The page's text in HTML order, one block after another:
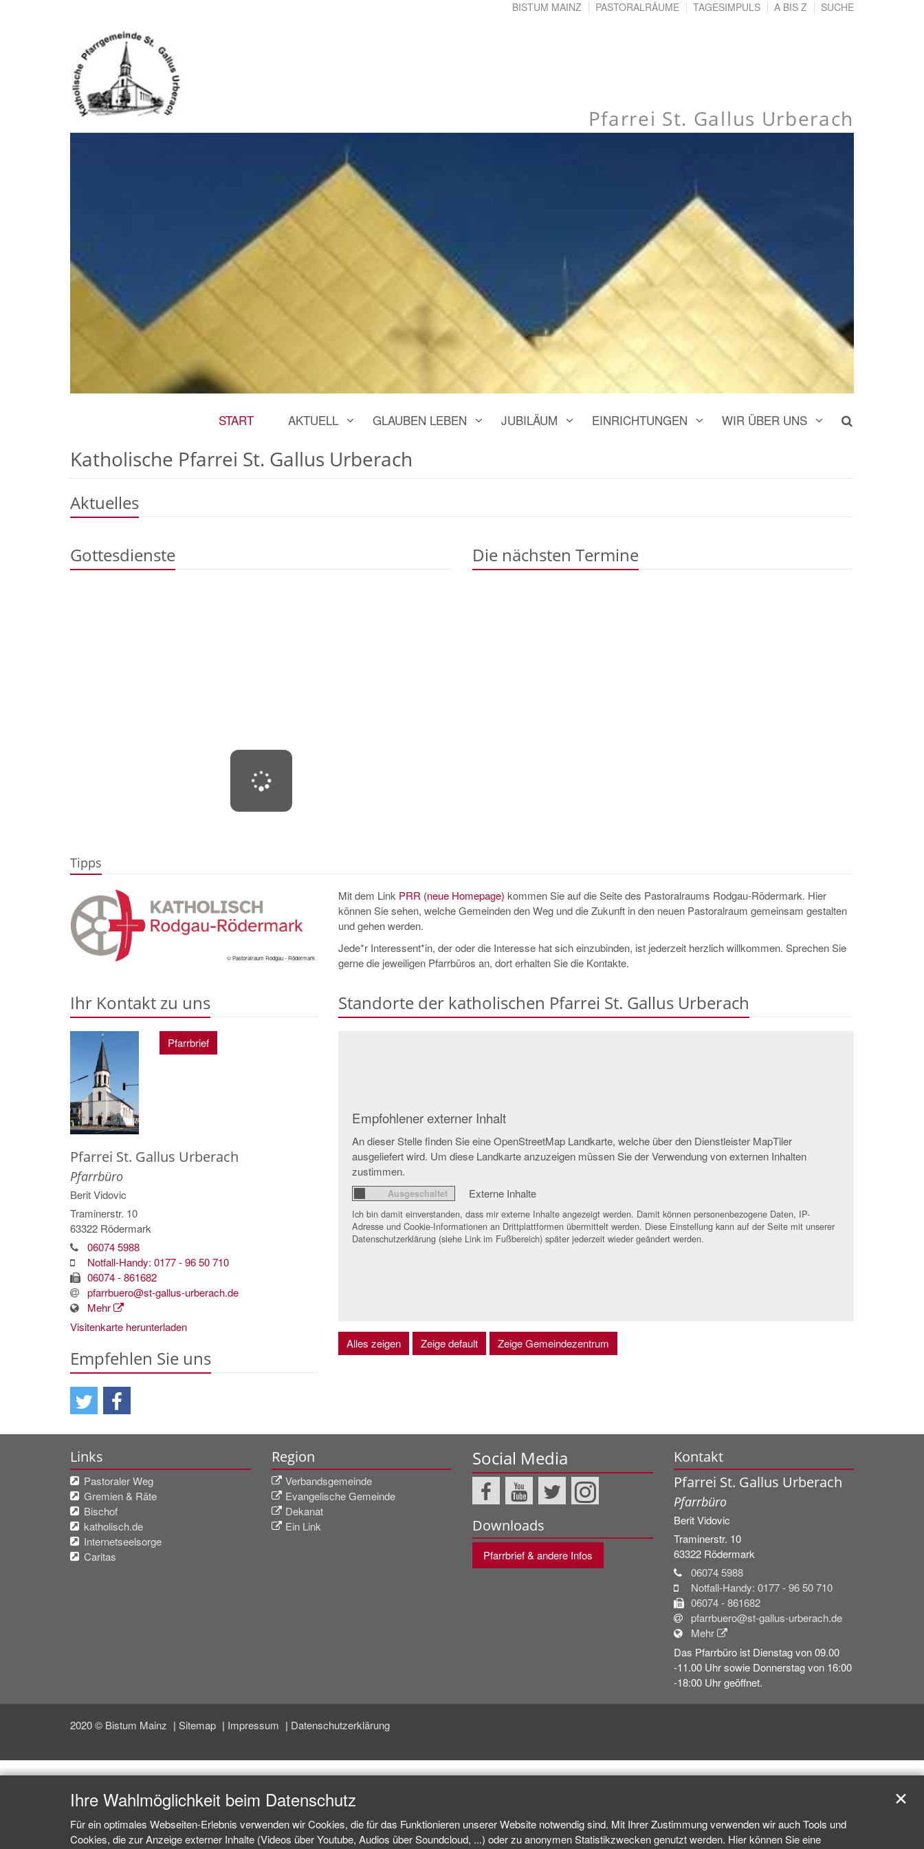
BISTUM MAINZ PASTORALRÄUME TAGESIMPULS A BIS Z SUCHE
Pfarrei St. Gallus Urberach
START AKTUELL GLAUBEN LEBEN JUBILÄUM EINRICHTUNGEN WIR ÜBER UNS
Katholische Pfarrei St. Gallus Urberach
Aktuelles
Gottesdienste Die nächsten Termine
Tipps
© Pastoralraum Rodgau - Rödermark
Mit dem Link PRR (neue Homepage) kommen Sie auf die Seite des Pastoralraums Rodgau-Rödermark. Hier
können Sie sehen, welche Gemeinden den Weg und die Zukunft in den neuen Pastoralraum gemeinsam gestalten
und gehen werden.
Jede*r Interessent*in, der oder die Interesse hat sich einzubinden, ist jederzeit herzlich willkommen. Sprechen Sie
gerne die jeweiligen Pfarrbüros an, dort erhalten Sie die Kontakte.
Ihr Kontakt zu uns
Pfarrbrief
Pfarrei St. Gallus Urberach
Pfarrbüro
BeritVidovic
Traminerstr. 10
63322 Rödermark
06074 5988
Notfall-Handy: 0177 - 96 50 710
06074 - 861682
pfarrbuero@st-gallus-urberach.de
Mehr
Visitenkarte herunterladen
Empfehlen Sie uns
Standorte der katholischen Pfarrei St. Gallus Urberach
Empfohlener externer Inhalt
An dieser Stelle finden Sie eine OpenStreetMap Landkarte, welche über den Dienstleister MapTiler
ausgeliefert wird. Um diese Landkarte anzuzeigen müssen Sie der Verwendung von externen Inhalten
zustimmen.
Externe Inhalte
Ich bin damit einverstanden, dass mir externe Inhalte angezeigt werden. Damit können personenbezogene Daten, IP-
Adresse und Cookie-Informationen an Drittplattformen übermittelt werden. Diese Einstellung kann auf der Seite mit unserer
Datenschutzerklärung (siehe Link im Fußbereich) später jederzeit wieder geändert werden.
Alles zeigen Zeige default Zeige Gemeindezentrum
Links
Pastoraler Weg
Gremien & Räte
Bischof
katholisch.de
Internetseelsorge
Caritas
Region
Verbandsgemeinde
Evangelische Gemeinde
Dekanat
Ein Link
Social Media
Downloads
Pfarrbrief & andere Infos
Kontakt
Pfarrei St. Gallus Urberach
Pfarrbüro
Berit Vidovic
Traminerstr. 10
63322 Rödermark
06074 5988
Notfall-Handy: 0177 - 96 50 710
06074 - 861682
pfarrbuero@st-gallus-urberach.de
Mehr
Das Pfarrbüro ist Dienstag von 09.00
-11.00 Uhr sowie Donnerstag von 16:00
-18:00 Uhr geöffnet.
2020 © Bistum Mainz Sitemap Impressum Datenschutzerklärung
Ihre Wahlmöglichkeit beim Datenschutz
Für ein optimales Webseiten-Erlebnis verwenden wir Cookies, die für das Funktionieren unserer Website notwendig sind. Mit Ihrer Zustimmung verwenden wir auch Tools und
Cookies, die zur Anzeige externer Inhalte (Videos über Youtube, Audios über Soundcloud, ...) oder zu anonymen Statistikzwecken genutzt werden. Hier können Sie eine
✕